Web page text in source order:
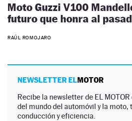
Moto Guzzi V100
futuro que honra al
RAÚL ROMOJARO
NEWSLETTER ELMOTOR
Recibe la newsletter de EL
del mundo del automóvil y la
conducción y eficiencia.